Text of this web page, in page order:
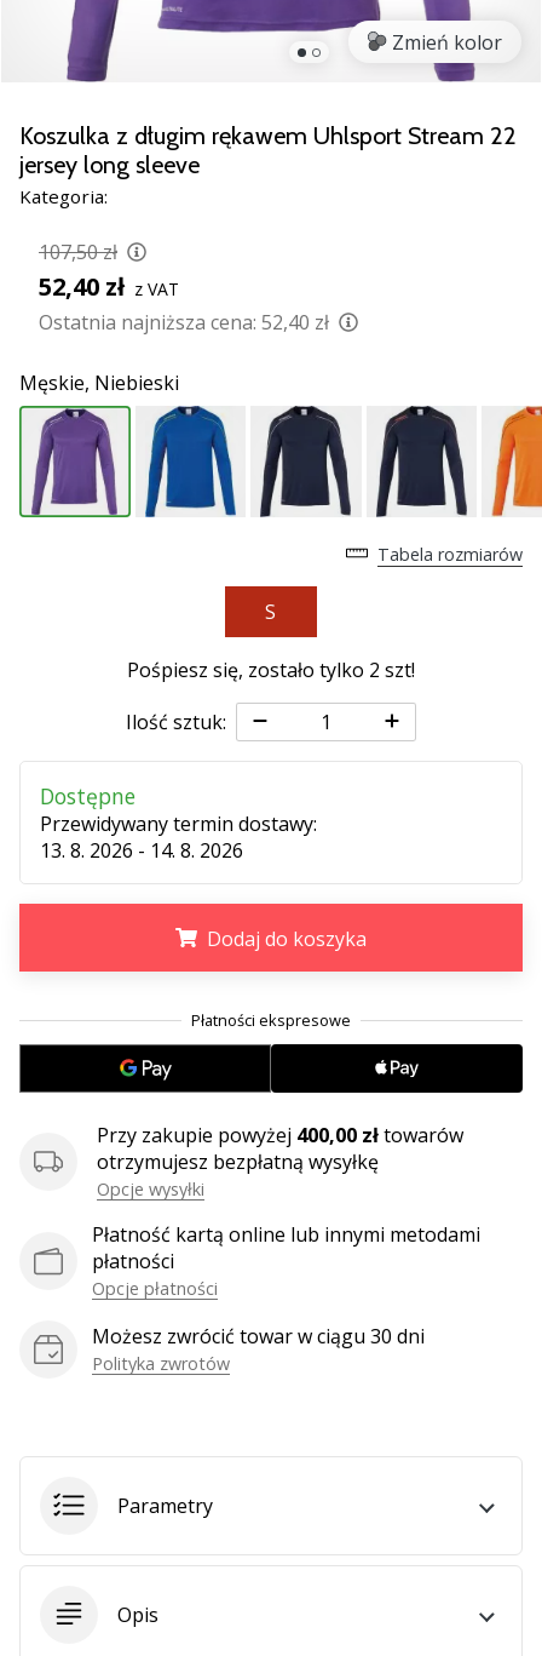
Świąteczne
prezenty
–
Nasze
porady
prezentowe
Ci
wybrać
idealny
prezent!
buty,
ubrania
i…
11. 8. 2022
jesteś
fanem
siatkówki,
tak
my?
nas
Pokaż
wszystkie
Zmień kolor
Koszulka z długim rękawem Uhlsport Stream 22
jersey long sleeve
Kategoria:
107,50 zł
52,40 zł z VAT
Ostatnia najniższa cena: 52,40 zł
Męskie, Niebieski
Tabela rozmiarów
S
Pośpiesz się, zostało tylko 2 szt!
Ilość sztuk:
Dostępne
Przewidywany termin dostawy:
13. 8. 2026 - 14. 8. 2026
Dodaj do koszyka
Przy zakupie powyżej 400,00 złtowarów
otrzymujesz bezpłatną wysyłkę
Opcje wysyłki
Płatność kartą online lub innymi metodami
płatności
Opcje płatności
Możesz zwrócić towar w ciągu 30 dni
Polityka zwrotów
Parametry
Opis